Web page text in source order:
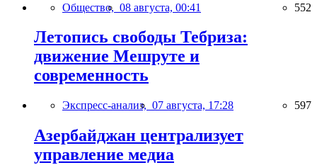
Общество, 08 августа, 00:41 552
Летопись свободы Тебриза:
движение Мешруте и
современность
Экспресс-анализ, 07 августа, 17:28 597
Азербайджан централизует
управление медиа